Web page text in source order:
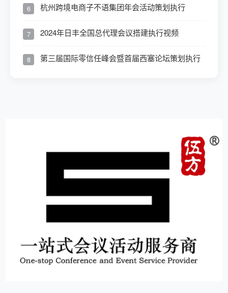
6 杭州跨境电商子不语集团年会活动策划执行
7 2024年日丰全国总代理会议搭建执行视频
8 第三届国际零信任峰会暨首届西塞论坛策划执行
服务客户15 年1000+ 品牌10000+ 信任